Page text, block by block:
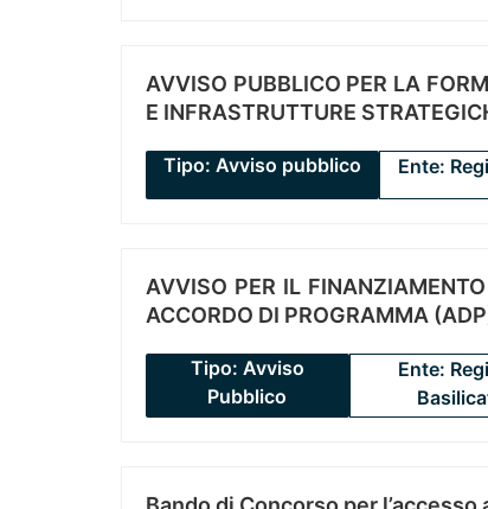
AVVISO PUBBLICO PER LA
E INFRASTRUTTURE
Tipo: Avviso pubblico Ente:
AVVISO PER IL
ACCORDO DI PROGRAMMA
Tipo: Avviso
Pubblico
Ente: